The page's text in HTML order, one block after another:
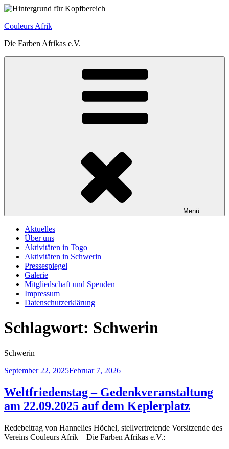
Zum
springen
Couleurs Afrik
Die Farben Afrikas e.V.
Menü
Aktuelles
Über uns
Aktivitäten in Togo
Aktivitäten in Schwerin
Pressespiegel
Galerie
Mitgliedschaft und Spenden
Impressum
Datenschutzerklärung
Schlagwort: Schwerin
Schwerin
Veröffentlicht
September 22, 2025Februar 7, 2026
Weltfriedenstag – Gedenkveranstaltung
am 22.09.2025 auf dem Keplerplatz
Redebeitrag von Hannelies Höchel, stellvertretende Vorsitzende des
Vereins Couleurs Afrik – Die Farben Afrikas e.V.: